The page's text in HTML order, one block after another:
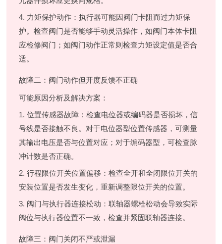
4. 力矩保护动作：执行器可能因阀门卡阻而过力矩保
护。检查阀门是否能够手动灵活操作，如阀门本体卡阻
应检修阀门；如阀门动作正常则检查力矩设定值是否合
适。
故障二：阀门动作但开度反馈不正确
可能原因分析及解决方案：
1. 位置传感器故障：检查电位器或编码器是否损坏，信
号线是否接触不良。对于电位器型位置传感器，可测量
其输出电压是否与位置对应；对于编码器型，可检查脉
冲计数是否正确。
2. 行程限位开关位置偏移：检查全开和全闭限位开关的
安装位置是否发生变化，重新调整限位开关的位置。
3. 阀门与执行器连接松动：联轴器螺栓松动会导致实际
阀位与执行器位置不一致，检查并紧固联轴器连接。
故障三：阀门关闭不严或泄漏